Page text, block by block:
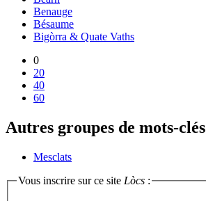
Benauge
Bésaume
Bigòrra & Quate Vaths
0
20
40
60
Autres groupes de mots-clés
Mesclats
Vous inscrire sur ce site Lòcs :